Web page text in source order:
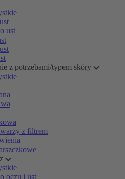
ust
z potrzebami/typem skóry
z filtrem
oczu i ust